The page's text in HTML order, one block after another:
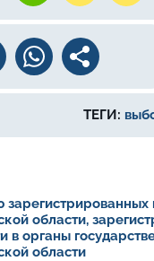
ТЕГИ:
области,
в органы
области